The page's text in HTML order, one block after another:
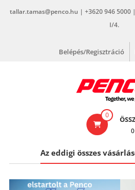
tallar.tamas@penco.hu | +3620 946 5000
I/4.
Belépés/Regisztráció
0
Az eddigi összes